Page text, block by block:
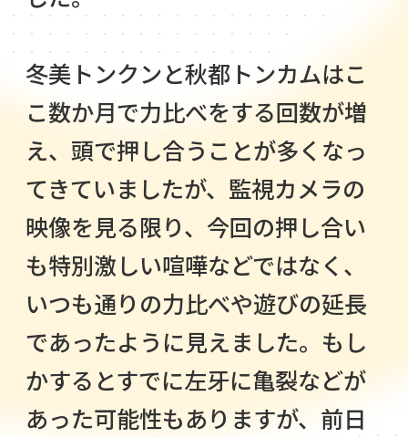
冬美トンクンと秋都トンカムはこ
こ数か月で力比べをする回数が増
え、頭で押し合うことが多くなっ
てきていましたが、監視カメラの
映像を見る限り、今回の押し合い
も特別激しい喧嘩などではなく、
いつも通りの力比べや遊びの延長
であったように見えました。もし
かするとすでに左牙に亀裂などが
あった可能性もありますが、前日